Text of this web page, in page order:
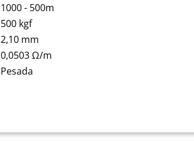
1000 - 500m
500 kgf
2,10 mm
0,0503 Ω/m
Pesada